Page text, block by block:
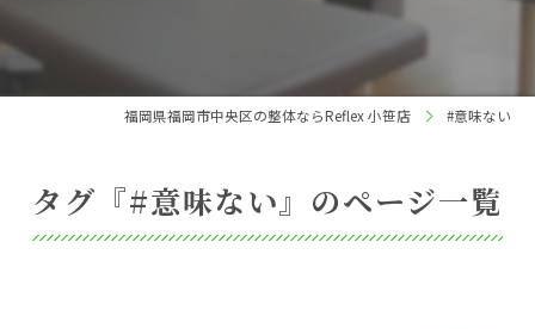
福岡県福岡市中央区の整体ならReflex 小笹店 #意味ない
タグ『#意味ない』のページ一覧